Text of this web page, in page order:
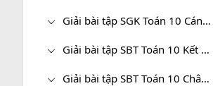
Giải bài tập SGK Toán 10 Cánh diều
Giải bài tập SBT Toán 10 Kết nối tri thức
Giải bài tập SBT Toán 10 Chân trời sáng tạo